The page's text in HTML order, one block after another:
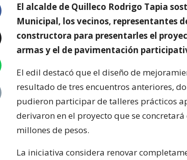
El alcalde de Quilleco Rodrigo Tapia
Municipal, los vecinos, representantes
constructora para presentarles el
armas y el de pavimentación
El edil destacó que el diseño de
resultado de tres encuentros anteriores,
pudieron participar de talleres prácticos
derivaron en el proyecto que se
millones de pesos.
La iniciativa considera renovar